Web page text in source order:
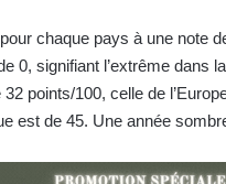
chaque pays à une note
0, signifiant l’extrême dans
32 points/100, celle de
est de 45. Une année